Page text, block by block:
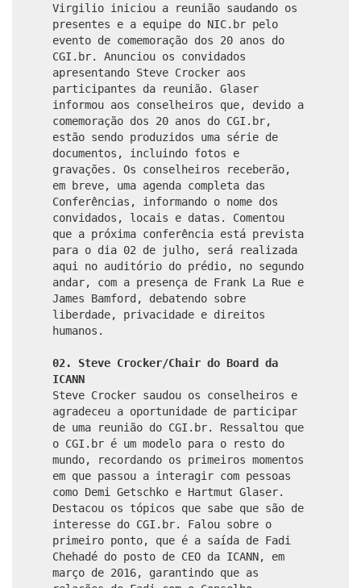
Virgilio iniciou a reunião saudando os
presentes e a equipe do NIC.br pelo
evento de comemoração dos 20 anos do
CGI.br. Anunciou os convidados
apresentando Steve Crocker aos
participantes da reunião. Glaser
informou aos conselheiros que, devido a
comemoração dos 20 anos do CGI.br,
estão sendo produzidos uma série de
documentos, incluindo fotos e
gravações. Os conselheiros receberão,
em breve, uma agenda completa das
Conferências, informando o nome dos
convidados, locais e datas. Comentou
que a próxima conferência está prevista
para o dia 02 de julho, será realizada
aqui no auditório do prédio, no segundo
andar, com a presença de Frank La Rue e
James Bamford, debatendo sobre
liberdade, privacidade e direitos
humanos.
02. Steve Crocker/Chair do Board da
ICANN
Steve Crocker saudou os conselheiros e
agradeceu a oportunidade de participar
de uma reunião do CGI.br. Ressaltou que
o CGI.br é um modelo para o resto do
mundo, recordando os primeiros momentos
em que passou a interagir com pessoas
como Demi Getschko e Hartmut Glaser.
Destacou os tópicos que sabe que são de
interesse do CGI.br. Falou sobre o
primeiro ponto, que é a saída de Fadi
Chehadé do posto de CEO da ICANN, em
março de 2016, garantindo que as